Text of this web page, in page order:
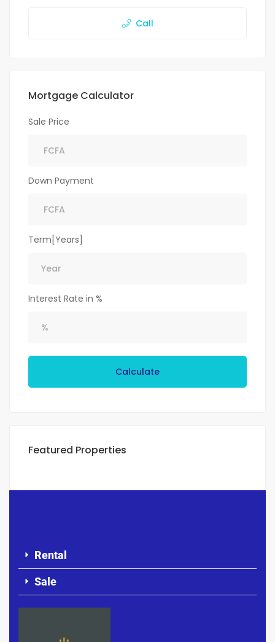
Call
Mortgage Calculator
Sale Price
Down Payment
Term[Years]
Interest Rate in %
Calculate
Featured Properties
Rental
Sale